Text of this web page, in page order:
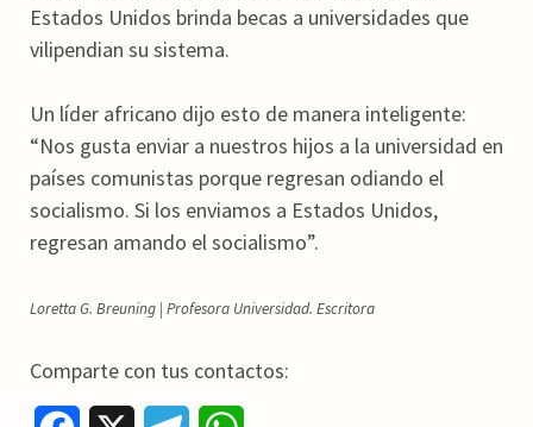
Estados Unidos brinda becas a universidades que
vilipendian su sistema.
Un líder africano dijo esto de manera inteligente:
“Nos gusta enviar a nuestros hijos a la universidad en
países comunistas porque regresan odiando el
socialismo. Si los enviamos a Estados Unidos,
regresan amando el socialismo”.
Loretta G. Breuning | Profesora Universidad. Escritora
Comparte con tus contactos: